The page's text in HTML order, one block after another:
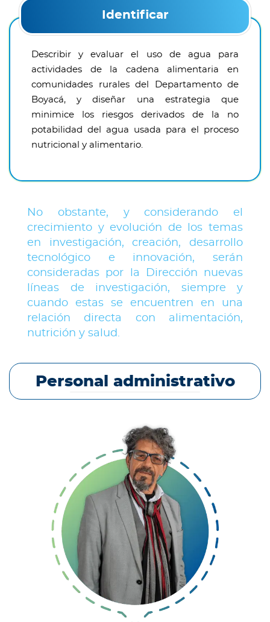
Identificar
Describir y evaluar el uso de agua para
actividades de la cadena alimentaria en
comunidades rurales del Departamento de
Boyacá, y diseñar una estrategia que
minimice los riesgos derivados de la no
potabilidad del agua usada para el proceso
nutricional y alimentario.
No obstante, y considerando el
crecimiento y evolución de los temas
en investigación, creación, desarrollo
tecnológico e innovación, serán
consideradas por la Dirección nuevas
líneas de investigación, siempre y
cuando estas se encuentren en una
relación directa con alimentación,
nutrición y salud.
Personal administrativo